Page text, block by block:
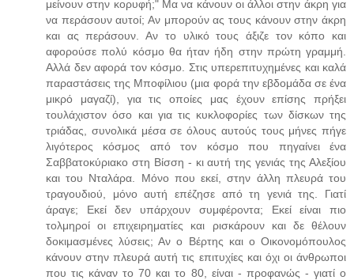
μείνουν στην κορυφή;" Μα να κάνουν οι άλλοι στην άκρη για
να περάσουν αυτοί; Αν μπορούν ας τους κάνουν στην άκρη
και ας περάσουν. Αν το υλικό τους άξιζε τον κόπο και
αφορούσε πολύ κόσμο θα ήταν ήδη στην πρώτη γραμμή.
Αλλά δεν αφορά τον κόσμο. Στις υπερεπιτυχημένες και καλά
παραστάσεις της Μποφίλιου (μια φορά την εβδομάδα σε ένα
μικρό μαγαζί), για τις οποίες μας έχουν επίσης πρήξει
τουλάχιστον όσο και για τις κυκλοφορίες των δίσκων της
τριάδας, συνολικά μέσα σε όλους αυτούς τους μήνες πήγε
λιγότερος κόσμος από τον κόσμο που πηγαίνει ένα
Σαββατοκύριακο στη Βίσση - κι αυτή της γενιάς της Αλεξίου
και του Νταλάρα. Μόνο που εκεί, στην άλλη πλευρά του
τραγουδιού, μόνο αυτή επέζησε από τη γενιά της. Γιατί
άραγε; Εκεί δεν υπάρχουν συμφέροντα; Εκεί είναι πιο
τολμηροί οι επιχειρηματίες και ρισκάρουν και δε θέλουν
δοκιμασμένες λύσεις; Αν ο Βέρτης και ο Οικονομόπουλος
κάνουν στην πλευρά αυτή τις επιτυχίες και όχι οι άνθρωποι
που τις κάναν το 70 και το 80, είναι - προφανώς - γιατί ο